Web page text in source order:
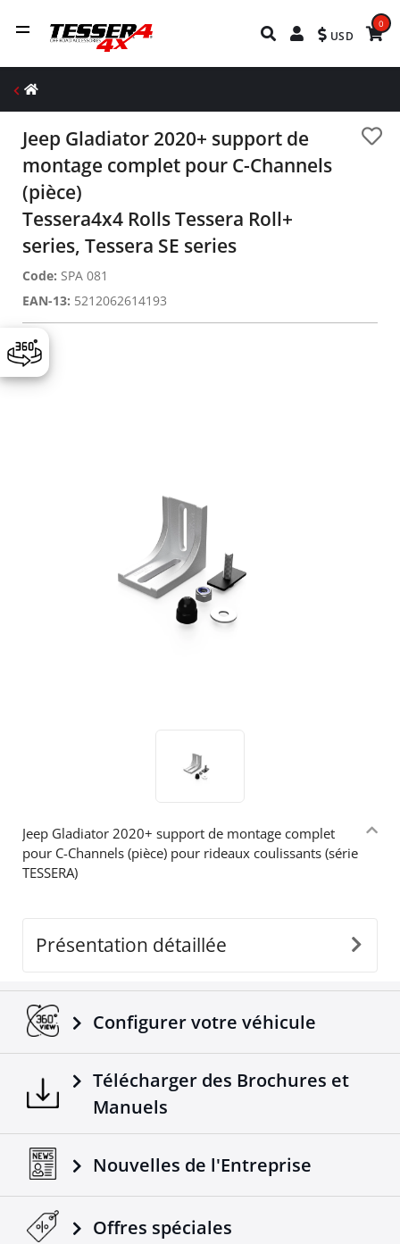
USD
0
Jeep Gladiator 2020+ support de
montage complet pour C-Channels
(pièce)
Tessera4x4 Rolls Tessera Roll+
series, Tessera SE series
Code: SPA 081
EAN-13: 5212062614193
Jeep Gladiator 2020+ support de montage complet
pour C-Channels (pièce) pour rideaux coulissants (série
TESSERA)
Présentation détaillée
Configurer votre véhicule
Télécharger des Brochures et
Manuels
Nouvelles de l'Entreprise
Offres spéciales